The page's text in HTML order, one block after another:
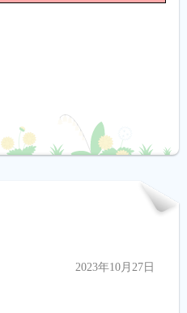
2023年10月27日